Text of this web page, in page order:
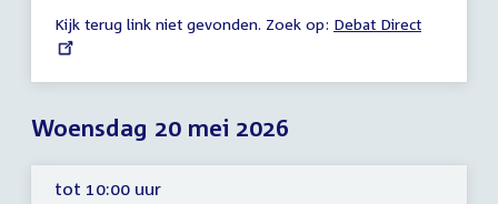
uur
Kijk terug link niet gevonden. Zoek op: External
Debat Direct
Woensdag 20 mei 2026
tot 10:00 uur